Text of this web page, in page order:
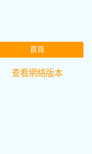
首頁
查看網絡版本